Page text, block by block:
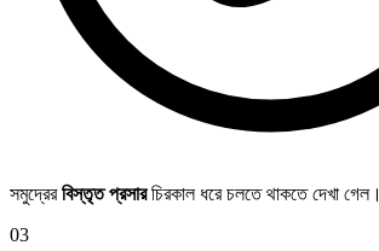
সমুদ্রেরবিস্তৃত প্রসারচিরকাল ধরে চলতে থাকতে দেখা গেল।
03